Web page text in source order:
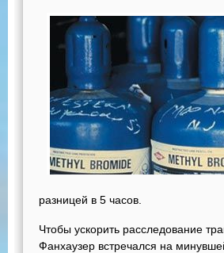
разницей в 5 часов.
Чтобы ускорить расследование
Фанхаузер встречался на